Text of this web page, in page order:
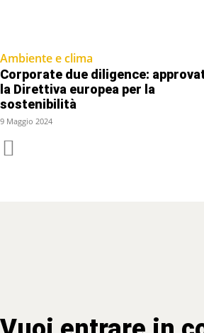
Ambiente e clima
Corporate due diligence:
la Direttiva europea per la
sostenibilità
9 Maggio 2024